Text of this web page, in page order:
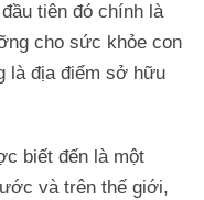
tiên đó chính là
cho sức khỏe con
là địa điểm sở hữu
biết đến là một
và trên thế giới,